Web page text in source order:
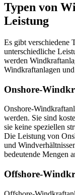
Typen von
Leistung
Es gibt verschiedene
unterschiedliche
werden
Windkraftanlagen
Onshore-
Onshore-
werden. Sie sind
sie keine speziellen
Die Leistung von
und
bedeutende Mengen
Offshore-